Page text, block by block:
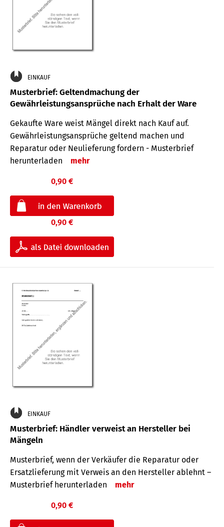
EINKAUF
Musterbrief: Geltendmachung der
Gewährleistungsansprüche nach Erhalt der Ware
Gekaufte Ware weist Mängel direkt nach Kauf auf.
Gewährleistungsansprüche geltend machen und
Reparatur oder Neulieferung fordern - Musterbrief
herunterladen
mehr
0,90 €
0,90 €
EINKAUF
Musterbrief: Händler verweist an Hersteller bei
Mängeln
Musterbrief, wenn der Verkäufer die Reparatur oder
Ersatzlieferung mit Verweis an den Hersteller ablehnt –
Musterbrief herunterladen
mehr
0,90 €